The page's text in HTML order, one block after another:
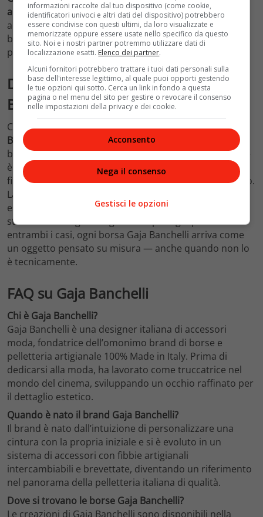
amato dalle sue clienti. Un sistema che trasforma ogni
acquisto in un investimento modulare: si compra una
borsa, ma in realtà si acquista un guardaroba di
personalità.
Dove acquistare le borse Gaja
Banchelli oggi
Chi vuole scoprire o acquistare le creazioni diGaja
Banchelli
ha due strade principali. La prima è la
boutique monomarca nel centro storico di Roma, dove
è possibile toccare con mano i materiali, scegliere le
fibbie e vivere l’esperienza di personalizzazione dal vivo.
La seconda è il sito ufficiale del brand, che permette di
esplorare l’intera collezione e ordinare online, con la
stessa cura artigianale garantita per ogni pezzo. In
entrambi i casi, ogni borsa Gaja Banchelli arriva come
un oggetto pensato su misura — anche quando non lo
è tecnicamente.
FAQ su Gaja Banchelli
Chi è Gaja Banchelli?
Gaja Banchelli è una designer italiana di accessori
moda, fondatrice dell’omonimo brand di borse e
pelletteria artigianale 100% Made in Italy. Prima di
dedicarsi alla moda, ha lavorato come truccatrice nel
mondo del cinema, sviluppando un occhio raffinato per
il dettaglio estetico.
Quando è nato il brand Gaja Banchelli?
Il brand è nato dall’intuizione di personalizzare una
cintura con la propria iniziale e si è evoluto in un
sistema di accessori con fibbie artigianali
intercambiabili e brevettate, diventando un riferimento
nel panorama della pelletteria italiana di qualità.
Dove si trovano le borse Gaja Banchelli?
Le creazioni di Gaja Banchelli sono disponibili nella
informazioni raccolte dal tuo dispositivo (come cookie,
identificatori univoci e altri dati del dispositivo) potrebbero
essere condivise con questi ultimi, da loro visualizzate e
memorizzate oppure essere usate nello specifico da questo
sito. Noi e i nostri partner potremmo utilizzare dati di
localizzazione esatti. Elenco dei partner.
Alcuni fornitori potrebbero trattare i tuoi dati personali sulla
base dell'interesse legittimo, al quale puoi opporti gestendo
le tue opzioni qui sotto. Cerca un link in fondo a questa
pagina o nel menu del sito per gestire o revocare il consenso
nelle impostazioni della privacy e dei cookie.
Acconsento
Nega il consenso
Gestisci le opzioni